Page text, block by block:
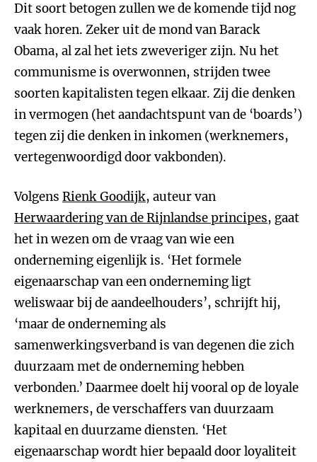
Dit soort betogen zullen we de komende tijd nog
vaak horen. Zeker uit de mond van Barack
Obama, al zal het iets zweveriger zijn. Nu het
communisme is overwonnen, strijden twee
soorten kapitalisten tegen elkaar. Zij die denken
in vermogen (het aandachtspunt van de ‘boards’)
tegen zij die denken in inkomen (werknemers,
vertegenwoordigd door vakbonden).
Volgens Rienk Goodijk, auteur van
Herwaardering van de Rijnlandse principes, gaat
het in wezen om de vraag van wie een
onderneming eigenlijk is. ‘Het formele
eigenaarschap van een onderneming ligt
weliswaar bij de aandeelhouders’, schrijft hij,
‘maar de onderneming als
samenwerkingsverband is van degenen die zich
duurzaam met de onderneming hebben
verbonden.’ Daarmee doelt hij vooral op de loyale
werknemers, de verschaffers van duurzaam
kapitaal en duurzame diensten. ‘Het
eigenaarschap wordt hier bepaald door loyaliteit